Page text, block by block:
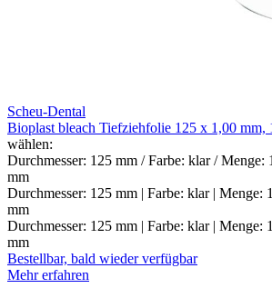
Scheu-Dental
Bioplast bleach Tiefziehfolie 125 x 1,00 mm,
wählen:
Durchmesser: 125 mm / Farbe: klar / Menge:
mm
Durchmesser: 125 mm | Farbe: klar | Menge:
mm
Durchmesser: 125 mm | Farbe: klar | Menge:
mm
Bestellbar, bald wieder verfügbar
Mehr erfahren